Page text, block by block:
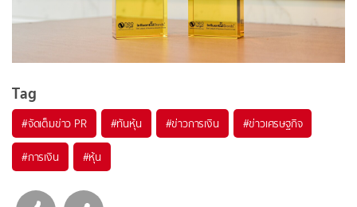
Tag
#จัดเต็มข่าว PR #ทันหุ้น #ข่าวการเงิน #ข่าวเศรษฐกิจ
#การเงิน #หุ้น